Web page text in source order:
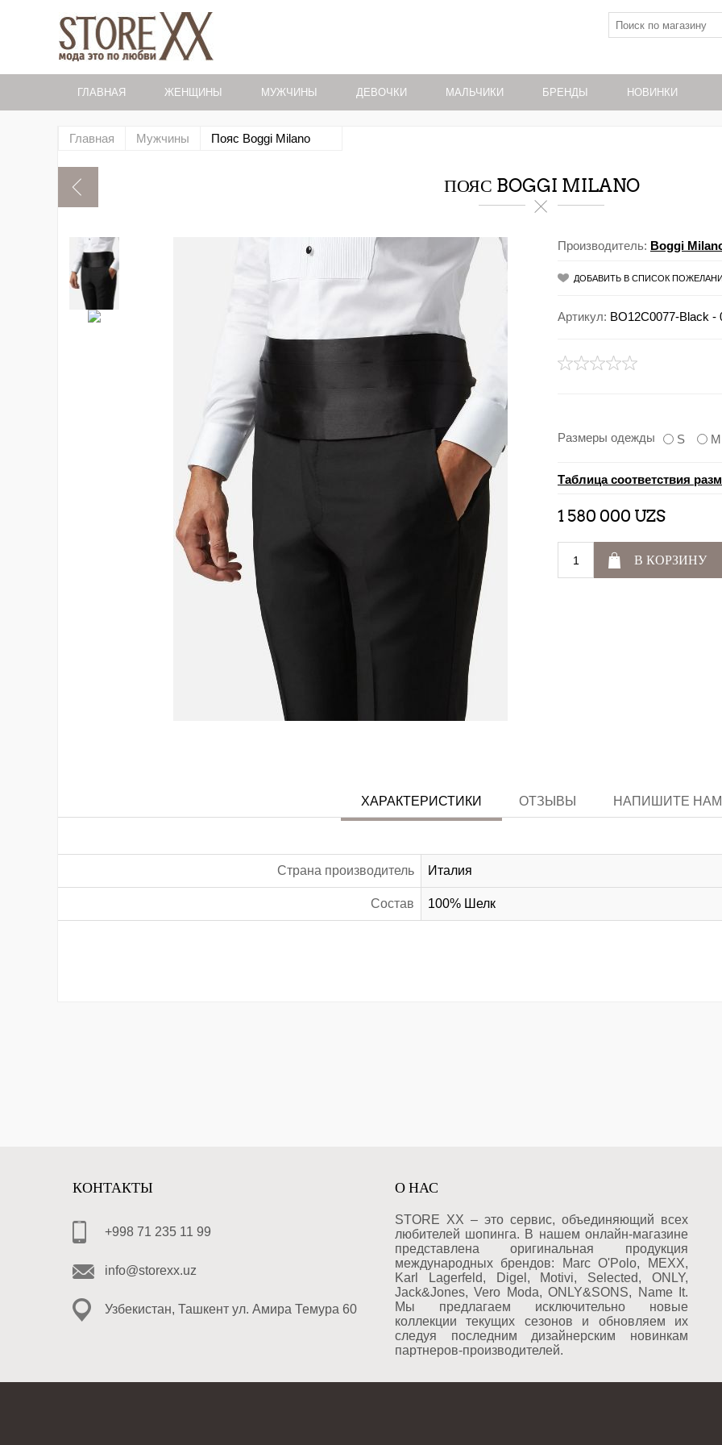
ГЛАВНАЯ ЖЕНЩИНЫ МУЖЧИНЫ ДЕВОЧКИ МАЛЬЧИКИ БРЕНДЫ НОВИНКИ
Главная Мужчины Пояс Boggi Milano
ПОЯС BOGGI MILANO
Производитель: Boggi
ДОБАВИТЬ В СПИСОК
Артикул: BO12C0077-Black -
Размеры одежды S M
Таблица соответствия
1 580 000 UZS
В КОРЗИНУ
ХАРАКТЕРИСТИКИ ОТЗЫВЫ НАПИШИТЕ НАМ
Страна производитель Италия
Состав 100% Шелк
КОНТАКТЫ
+998 71 235 11 99
info@storexx.uz
Узбекистан, Ташкент ул. Амира Темура 60
О НАС
STORE XX – это сервис, объединяющий всех
любителей шопинга. В нашем онлайн-магазине
представлена оригинальная продукция
международных брендов: Marc O'Polo, MEXX,
Karl Lagerfeld, Digel, Motivi, Selected, ONLY,
Jack&Jones, Vero Moda, ONLY&SONS, Name It.
Мы предлагаем исключительно новые
коллекции текущих сезонов и обновляем их
следуя последним дизайнерским новинкам
партнеров-производителей.